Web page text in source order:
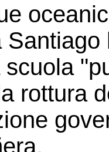
rottura